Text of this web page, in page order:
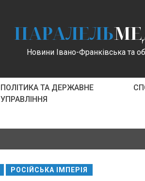
ПАРАЛЕЛЬ
Новини Івано-Франківська та
ПОЛІТИКА ТА ДЕРЖАВНЕ
УПРАВЛІННЯ
РОСІЙСЬКА ІМПЕРІЯ